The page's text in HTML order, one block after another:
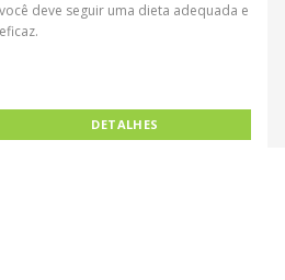
você deve seguir uma dieta adequada e
eficaz.
DETALHES